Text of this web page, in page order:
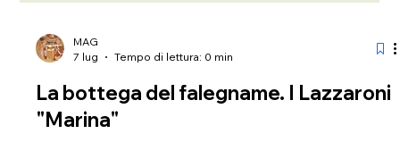
MAG
7 lug
Tempo di lettura: 0 min